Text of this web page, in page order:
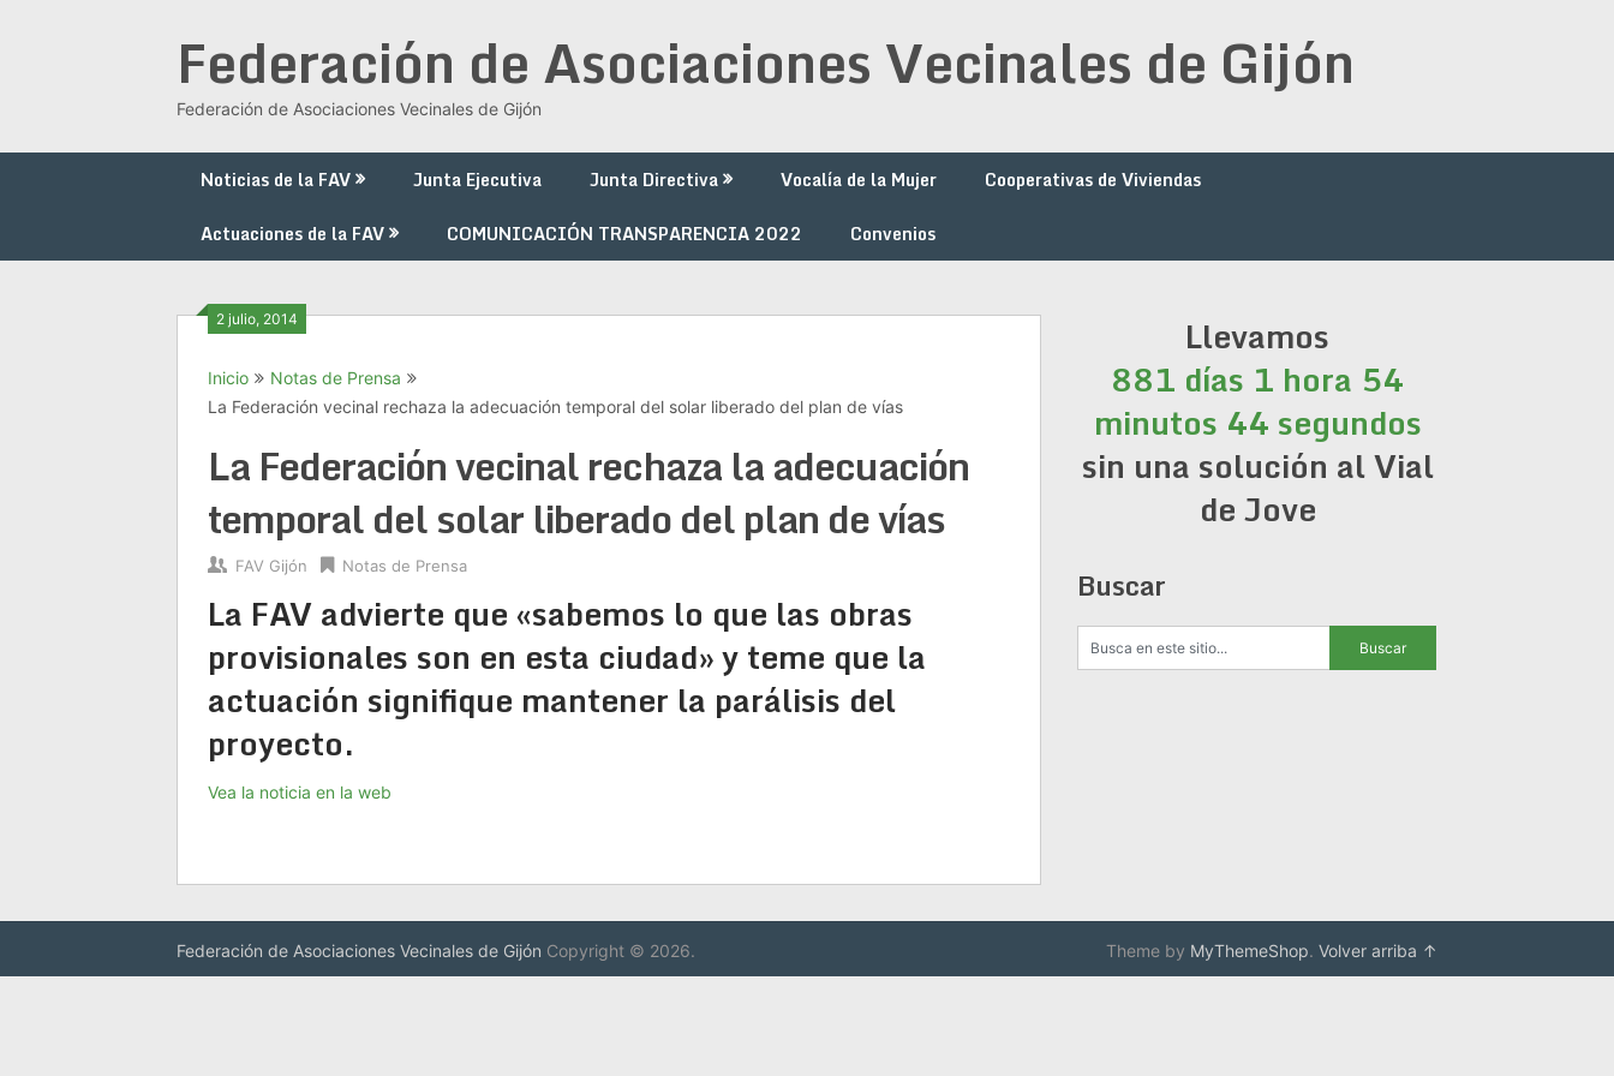
Federación de Asociaciones Vecinales de Gijón
Federación de Asociaciones Vecinales de Gijón
Noticias de la FAV Junta Ejecutiva Junta Directiva Vocalía de la Mujer
Cooperativas de Viviendas
Actuaciones de la FAV
COMUNICACIÓN TRANSPARENCIA 2022 Convenios
2 julio, 2014
Inicio
Notas de Prensa
La Federación vecinal rechaza la adecuación temporal del solar liberado del plan de vías
La Federación vecinal rechaza la adecuación
temporal del solar liberado del plan de vías
FAV Gijón Notas de Prensa
La FAV advierte que «sabemos lo que las obras
provisionales son en esta ciudad» y teme que la
actuación signifique mantener la parálisis del
proyecto.
Vea la noticia en la web
Llevamos
881 días 1 hora 54
minutos 44 segundos
sin una solución al Vial
de Jove
Buscar
Federación de Asociaciones Vecinales de Gijón Copyright © 2026. Theme by MyThemeShop. Volver arriba ↑